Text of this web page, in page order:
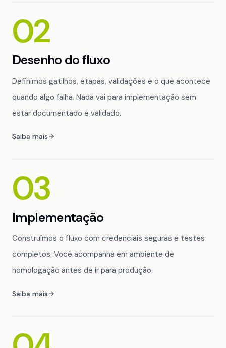
02
Desenho do fluxo
Definimos gatilhos, etapas, validações e o que acontece
quando algo falha. Nada vai para implementação sem
estar documentado e validado.
Saiba mais
03
Implementação
Construímos o fluxo com credenciais seguras e testes
completos. Você acompanha em ambiente de
homologação antes de ir para produção.
Saiba mais